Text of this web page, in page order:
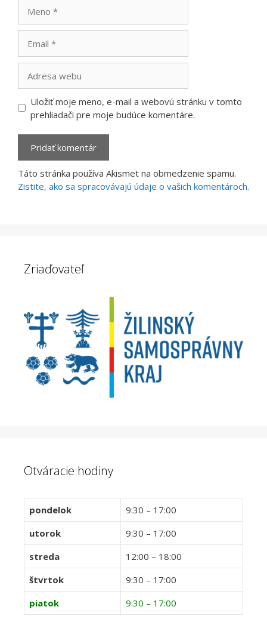
webu
Uložiť moje meno, e-mail a webovú stránku v tomto
prehliadači pre moje budúce komentáre.
Táto stránka používa Akismet na obmedzenie spamu.
Zistite, ako sa spracovávajú údaje o vašich komentároch.
Zriaďovateľ
Otváracie hodiny
pondelok
9:30 – 17:00
utorok
9:30 – 17:00
streda
12:00 – 18:00
štvrtok
9:30 – 17:00
piatok
9:30 – 17:00